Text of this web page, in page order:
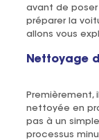
avant de
préparer la
allons vous
Nettoyage
Premièrement,
nettoyée en
pas à un
processus